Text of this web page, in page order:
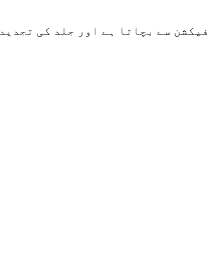
سے بچاتا ہے اور جلد کی تجدید